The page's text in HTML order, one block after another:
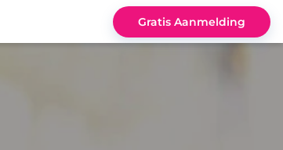
Gratis Aanmelding